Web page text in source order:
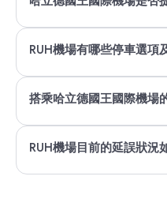
RUH機場有哪些停車選項
搭乘哈立德國王國際機場
RUH機場目前的延誤狀況